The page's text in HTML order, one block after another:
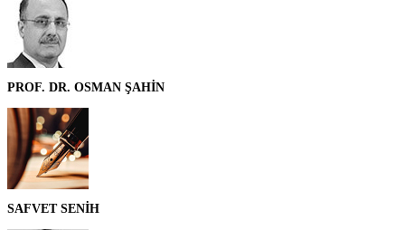
PROF. DR. OSMAN ŞAHİN
SAFVET SENİH